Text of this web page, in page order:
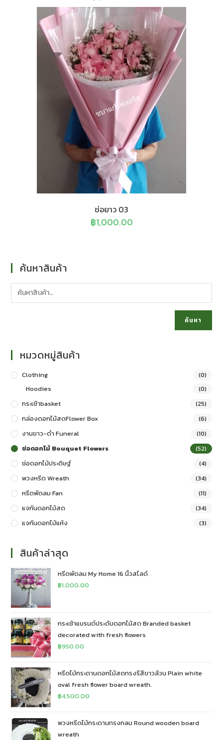
ช่อยาว 03
฿1,000.00
ค้นหาสินค้า
ค้นหา
หมวดหมู่สินค้า
Clothing (0)
Hoodies (0)
กระเช้าbasket (25)
กล่องดอกไม้สดFlower Box (6)
งานขาว-ดำ Funeral (10)
ช่อดอกไม้ Bouquet Flowers (52)
ช่อดอกไม้ประดิษฐ์ (4)
พวงหรีด Wreath (34)
หรีดพัดลม Fan (11)
แจกันดอกไม้สด (34)
แจกันดอกไม้แห้ง (3)
สินค้าล่าสุด
หรีดพัดลม My Home 16 นิ้วสไลด์
฿1,000.00
กระเช้าแบรนด์ประดับดอกไม้สด Branded basket
decorated with fresh flowers
฿950.00
หรีดไม้กระดานดอกไม้สดทรงรีสีขาวล้วน Plain white
oval fresh flower board wreath.
฿4,500.00
พวงหรีดไม้กระดานทรงกลม Round wooden board
wreath